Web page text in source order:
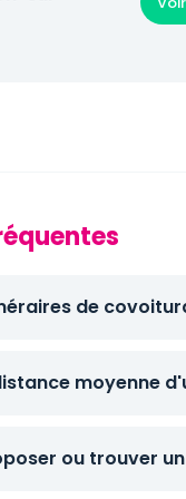
de
moyenne
ou trouver